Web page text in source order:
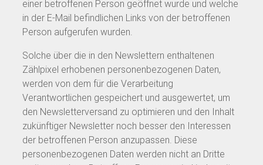
einer betroffenen Person geöffnet wurde und welche
in der E-Mail befindlichen Links von der betroffenen
Person aufgerufen wurden.
Solche über die in den Newslettern enthaltenen
Zählpixel erhobenen personenbezogenen Daten,
werden von dem für die Verarbeitung
Verantwortlichen gespeichert und ausgewertet, um
den Newsletterversand zu optimieren und den Inhalt
zukünftiger Newsletter noch besser den Interessen
der betroffenen Person anzupassen. Diese
personenbezogenen Daten werden nicht an Dritte